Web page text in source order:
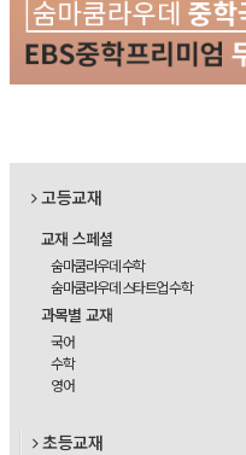
고등교재
교재 스페셜
숨마쿰라우데 수학
숨마쿰라우데 스타트업 수학
과목별 교재
국어
수학
영어
초등교재